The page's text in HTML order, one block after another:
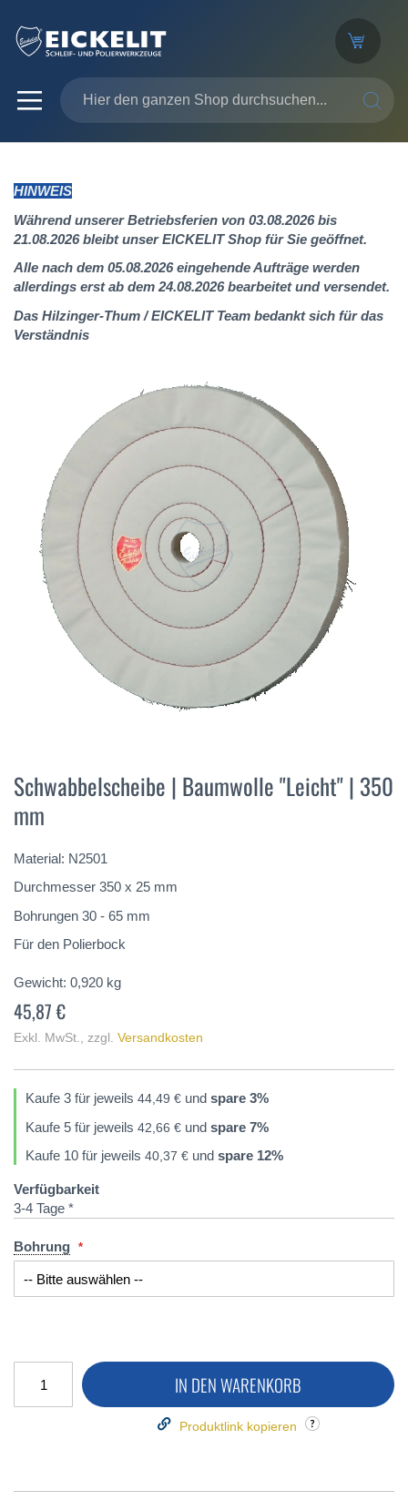
SUCHE
HINWEIS
Während unserer Betriebsferien von 03.08.2026 bis
21.08.2026 bleibt unser EICKELIT Shop für Sie geöffnet.
Alle nach dem 05.08.2026 eingehende Aufträge werden
allerdings erst ab dem 24.08.2026 bearbeitet und versendet.
Das Hilzinger-Thum / EICKELIT Team bedankt sich für das
Verständnis
Bildergalerie
der
Bildergalerie
springen
Schwabbelscheibe | Baumwolle "Leicht" | 350
mm
Material: N2501
Durchmesser 350 x 25 mm
Bohrungen 30 - 65 mm
Für den Polierbock
Gewicht: 0,920 kg
45,87 €
Exkl. MwSt., zzgl. Versandkosten
Kaufe 3 für jeweils 44,49 € und spare 3%
Kaufe 5 für jeweils 42,66 € und spare 7%
Kaufe 10 für jeweils 40,37 € und spare 12%
Verfügbarkeit
3-4 Tage *
Bohrung
IN DEN WARENKORB
Produktlink kopieren